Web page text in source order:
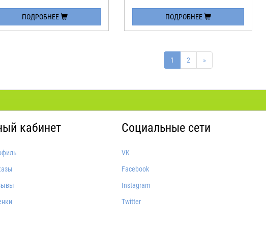
ПОДРОБНЕЕ ПОДРОБНЕЕ
1 2 »
кабинет Социальные сети
VK
Facebook
Instagram
Twitter